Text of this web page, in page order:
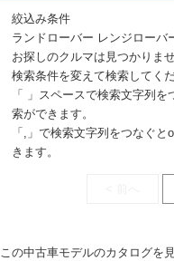
絞込み条件
ランドローバー レンジローバ
お探しのクルマは見つかりま
検索条件を変えて検索してくだ
「 」スペースで検索文字列
索ができます。
「,」で検索文字列をつなぐ
きます。
この中古車モデルのカタログを